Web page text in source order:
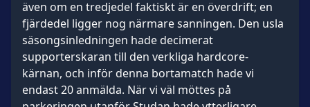
även om en tredjedel faktiskt är en överdrift; en
fjärdedel ligger nog närmare sanningen. Den usla
säsongsinledningen hade decimerat
supporterskaran till den verkliga hardcore-
kärnan, och inför denna bortamatch hade vi
endast 20 anmälda. När vi väl möttes på